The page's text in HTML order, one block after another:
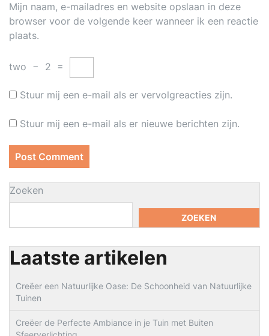
Mijn naam, e-mailadres en website opslaan in deze
browser voor de volgende keer wanneer ik een reactie
plaats.
two − 2 =
Stuur mij een e-mail als er vervolgreacties zijn.
Stuur mij een e-mail als er nieuwe berichten zijn.
Zoeken
ZOEKEN
Laatste artikelen
Creëer een Natuurlijke Oase: De Schoonheid van Natuurlijke
Tuinen
Creëer de Perfecte Ambiance in je Tuin met Buiten